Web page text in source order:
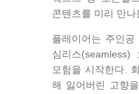
콘텐츠를 미리 만나
플레이어는 주인공
심리스(seamless)
모험을 시작한다.
해 잃어버린 고향